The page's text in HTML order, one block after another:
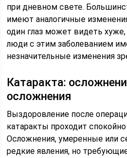
при дневном свете.
имеют аналогичные
один глаз может видеть
люди с этим заболеванием
незначительные изменения
Катаракта:
осложнения
Выздоровление после
катаракты проходит
Осложнения, умеренные или
редкие явления, но